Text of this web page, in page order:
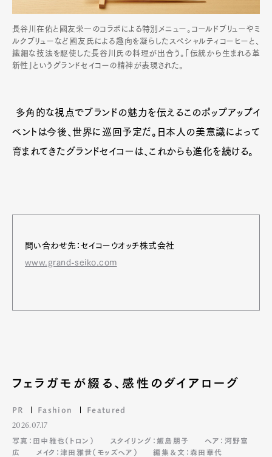
ProductCultureLifestyle
Pen Meet
Pen international
長谷川在佑と國友栄一のコラボによる特別メニュー。コールドブリューやミ
ルクブリューなど國友氏による趣向を凝らしたスペシャルティコーヒーと、
繊細な技法を駆使した長谷川氏の料理が出合う。「伝統から生まれる革
新性」というグランドセイコーの精神が表現された。
多角的な視点でブランドの魅力を伝えるこのポップアップイ
ベントは今後、世界に巡回予定だ。日本人の美意識によって
育まれてきたグランドセイコーは、これからも進化を続ける。
問い合わせ先：セイコーウオッチ株式会社
www.grand-seiko.com
フェラガモが綴る、感性のダイアローグ
PR Fashion Featured
2026.07.17
写真：田中雅也（トロン）
スタイリング：飯島朋子
ヘア：河野富
広
メイク：津田雅世（モッズヘア） 編集＆文：森田華代